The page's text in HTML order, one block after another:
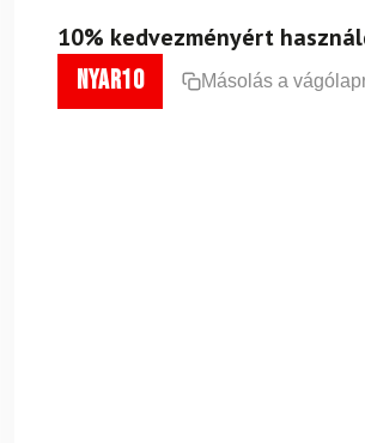
10% kedvezményért
nyar10 Másolás a